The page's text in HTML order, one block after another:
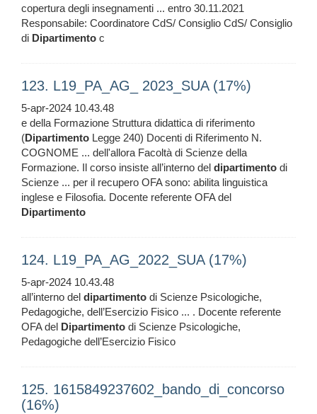
copertura degli insegnamenti ... entro 30.11.2021
Responsabile: Coordinatore CdS/ Consiglio CdS/ Consiglio
di Dipartimento c
123. L19_PA_AG_ 2023_SUA (17%)
5-apr-2024 10.43.48
e della Formazione Struttura didattica di riferimento
(Dipartimento Legge 240) Docenti di Riferimento N.
COGNOME ... dell'allora Facoltà di Scienze della
Formazione. Il corso insiste all’interno del dipartimento di
Scienze ... per il recupero OFA sono: abilita linguistica
inglese e Filosofia. Docente referente OFA del
Dipartimento
124. L19_PA_AG_2022_SUA (17%)
5-apr-2024 10.43.48
all’interno del dipartimento di Scienze Psicologiche,
Pedagogiche, dell’Esercizio Fisico ... . Docente referente
OFA del Dipartimento di Scienze Psicologiche,
Pedagogiche dell’Esercizio Fisico
125. 1615849237602_bando_di_concorso
(16%)